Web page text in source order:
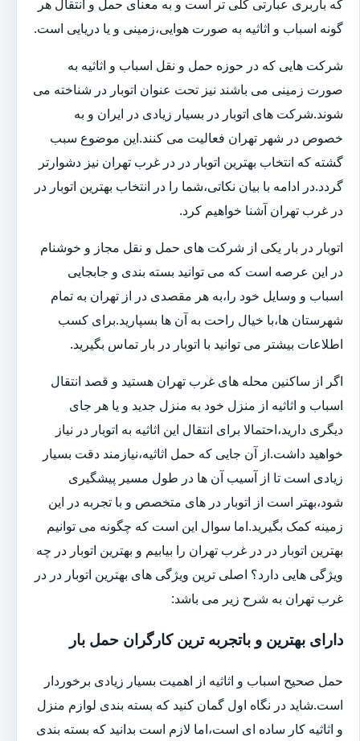
که باربری عبارتی کلی تر است و به معنای حمل و انتقال هر
گونه اسباب و اثاثیه به صورت هوایی،زمینی و یا دریایی است.
شرکت هایی که در حوزه حمل و نقل اسباب و اثاثیه به
صورت زمینی می باشند نیز تحت عنوان اتوبار در شناخته می
شوند.شرکت های اتوبار در بسیار زیادی در ایران و به
خصوص در شهر تهران فعالیت می کنند.این موضوع سبب
گشته که انتخاب بهترین اتوبار در در غرب تهران نیز دشوارتر
گردد.در ادامه با بیان نکاتی،شما را در انتخاب بهترین اتوبار در
در غرب تهران آشنا خواهیم کرد.
اتوبار در بار یکی از شرکت های حمل و نقل مجاز و خوشنام
در این عرصه است که می توانید بسته بندی و جابجایی
اسباب و وسایل خود را،به هر مقصدی در از تهران به تمام
شهرستان ها،با خیال راحت به آن ها بسپارید.برای کسب
اطلاعات بیشتر می توانید با اتوبار در بار تماس بگیرید.
اگر از ساکنین محله های غرب تهران هستید و قصد انتقال
اسباب و اثاثیه از منزل خود به منزل جدید و یا هر جای
دیگری دارید،احتمالا برای انتقال این اثاثیه به اتوبار در نیاز
خواهید داشت.از آن جایی که حمل اثاثیه،نیازمند دقت بسیار
زیادی است تا از آسیب آن ها در طول مسیر پیشگیری
شود،بهتر است از اتوبار در های متخصص و با تجربه در این
زمینه کمک بگیرید.اما سوال این است که چگونه می توانیم
بهترین اتوبار در در غرب تهران را بیابیم و بهترین اتوبار در چه
ویژگی هایی دارد؟ اصلی ترین ویژگی های بهترین اتوبار در در
غرب تهران به شرح زیر می باشد:
دارای بهترین و باتجربه ترین کارگران حمل بار
حمل صحیح اسباب و اثاثیه از اهمیت بسیار زیادی برخوردار
است.شاید در نگاه اول گمان کنید که بسته بندی لوازم منزل
و اثاثیه کار ساده ای است،اما لازم است بدانید که بسته بندی